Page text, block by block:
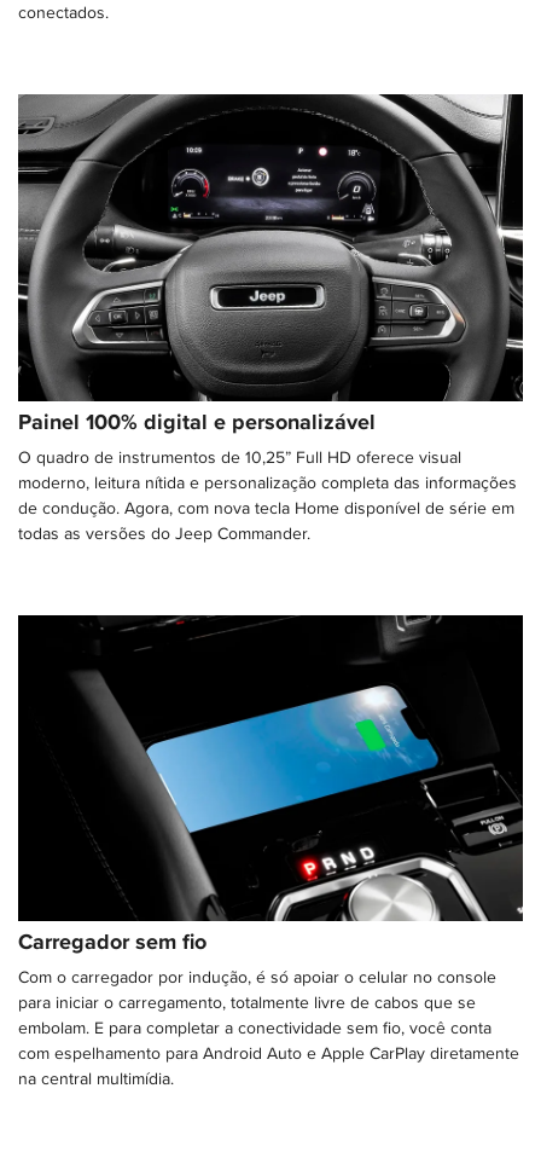
conectados.
Painel 100% digital e personalizável
O quadro de instrumentos de 10,25” Full HD oferece visual
moderno, leitura nítida e personalização completa das informações
de condução. Agora, com nova tecla Home disponível de série em
todas as versões do Jeep Commander.
Carregador sem fio
Com o carregador por indução, é só apoiar o celular no console
para iniciar o carregamento, totalmente livre de cabos que se
embolam. E para completar a conectividade sem fio, você conta
com espelhamento para Android Auto e Apple CarPlay diretamente
na central multimídia.